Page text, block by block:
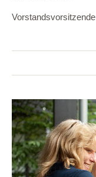
Vorstandsvorsitzende